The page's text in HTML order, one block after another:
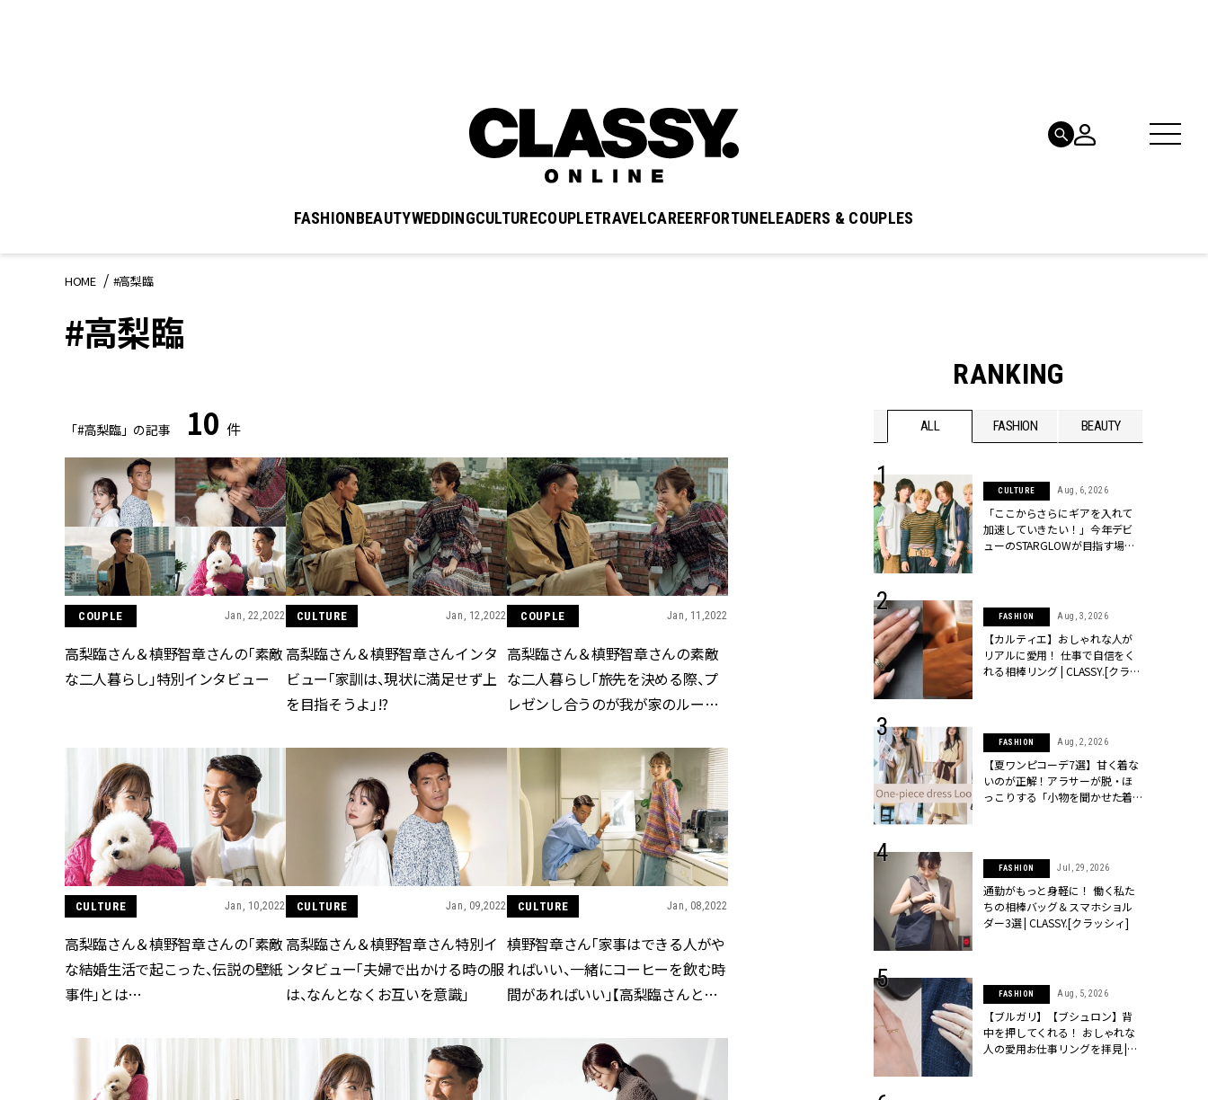
FASHIONBEAUTYWEDDINGCULTURECOUPLETRAVELCAREERFORTUNELEADERS & COUPLES
HOME #高梨臨
#高梨臨
「#高梨臨」の記事 10 件
COUPLE Jan, 22,2022
高梨臨さん＆槙野智章さんの「素敵
な二人暮らし」特別インタビュー
CULTURE Jan, 12,2022
高梨臨さん＆槙野智章さんインタ
ビュー「家訓は、現状に満足せず上
を目指そうよ」!?
COUPLE Jan, 11,2022
高梨臨さん＆槙野智章さんの素敵
な二人暮らし「旅先を決める際、プ
レゼンし合うのが我が家のルー
CULTURE Jan, 10,2022
高梨臨さん＆槙野智章さんの「素敵
な結婚生活で起こった、伝説の壁紙
事件」とは…
CULTURE Jan, 09,2022
高梨臨さん＆槙野智章さん特別イ
ンタビュー「夫婦で出かける時の服
は、なんとなくお互いを意識」
CULTURE Jan, 08,2022
槙野智章さん「家事はできる人がや
ればいい、一緒にコーヒーを飲む時
間があればいい」【高梨臨さんと特
RANKING
ALL FASHION BEAUTY
BEAUTY Aug, 6, 2026
【ヘアアクセ6選】手抜きに見え
ない！アラサーのまとめ髪が垢
抜ける「即戦力アクセ」たち |
CLASSY.[クラッシィ]
BEAUTY Aug, 7, 2026
2,000円台〜3,000円台の名品3選
｜30代美容ライターが正直レビ
ュー | CLASSY.[クラッシィ]
忙しい毎日に「うるおいター
ボ」を。新【SOFINA BASIC＋】
のお手入れでうるおってなめら
かな肌を目指す | CLASSY.[クラッ
シィ]
BEAUTY Aug, 7, 2026
冷房・紫外線etc...「夏の隠れ乾
燥」を防ぐ【ベタつかない名品
クリーム】3選＜30代のベストコ
スメ＞ | CLASSY.[クラッシィ]
BEAUTY Nov, 17, 2025
いetc.悩みをクリア | CLASSY.[ク
ラッシィ]
結婚式に黒ドレスはアリ？お呼
ばれで失敗しないコーデ＆マナ
ーを解説 | CLASSY.[クラッシィ]
ング22選｜20〜30代カップルの
エピソードも | CLASSY.[クラッシ
【一生ものジュエリー】1つでも
存在感が際立つ！ポメラートの
「トゥギャザー」シリーズに注
目 | CLASSY.[クラッシィ]
WEDDING
【トレンドの巻き方３選】結婚
式ゲスト服の鉄板“シンプル黒ワ
正解！ | CLASSY.[クラッシィ]
CULTURE Aug, 6, 2026
「ここからさらにギアを入れて
加速していきたい！」今年デビ
ューのSTARGLOWが目指す場所
FASHION Aug, 3, 2026
【カルティエ】おしゃれな人が
リアルに愛用！ 仕事で自信をく
れる相棒リング | CLASSY.[クラッ
FASHION Aug, 2, 2026
【夏ワンピコーデ7選】甘く着な
いのが正解！アラサーが脱・ほ
っこりする「小物を聞かせた着
FASHION Jul, 29, 2026
通勤がもっと身軽に！ 働く私た
ちの相棒バッグ＆スマホショル
ダー3選 | CLASSY.[クラッシィ]
FASHION Aug, 5, 2026
【ブルガリ】【ブシュロン】背
中を押してくれる！ おしゃれな
人の愛用お仕事リングを拝見 |